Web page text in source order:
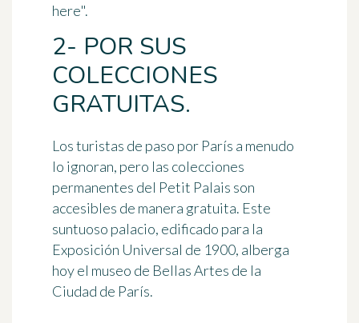
here".
2- POR SUS
COLECCIONES
GRATUITAS.
Los turistas de paso por París a menudo
lo ignoran, pero las colecciones
permanentes del Petit Palais son
accesibles de manera gratuita. Este
suntuoso palacio, edificado para la
Exposición Universal de 1900, alberga
hoy el museo de Bellas Artes de la
Ciudad de París.